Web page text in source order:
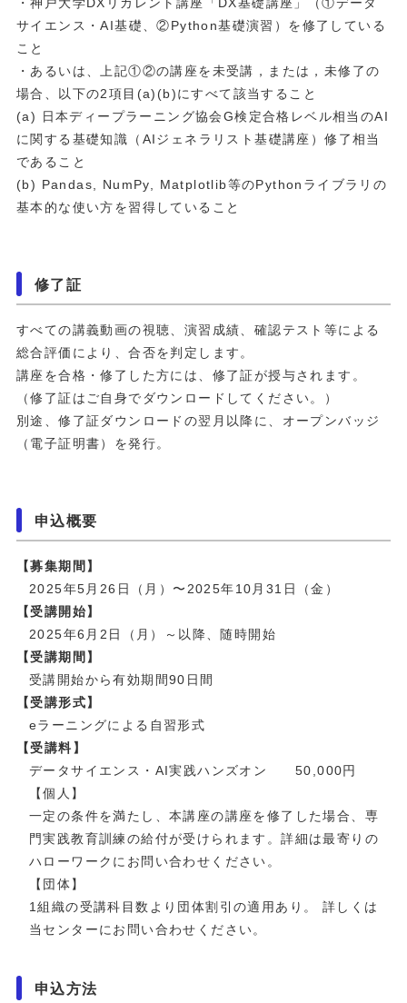
・神戸大学DXリカレント講座「DX基礎講座」（①データ
サイエンス・AI基礎、②Python基礎演習）を修了している
こと
・あるいは、上記①②の講座を未受講，または，未修了の
場合、以下の2項目(a)(b)にすべて該当すること
(a) 日本ディープラーニング協会G検定合格レベル相当のAI
に関する基礎知識（AIジェネラリスト基礎講座）修了相当
であること
(b) Pandas, NumPy, Matplotlib等のPythonライブラリの
基本的な使い方を習得していること
修了証
すべての講義動画の視聴、演習成績、確認テスト等による
総合評価により、合否を判定します。
講座を合格・修了した方には、修了証が授与されます。
（修了証はご自身でダウンロードしてください。）
別途、修了証ダウンロードの翌月以降に、オープンバッジ
（電子証明書）を発行。
申込概要
【募集期間】
2025年5月26日（月）〜2025年10月31日（金）
【受講開始】
2025年6月2日（月）～以降、随時開始
【受講期間】
受講開始から有効期間90日間
【受講形式】
eラーニングによる自習形式
【受講料】
データサイエンス・AI実践ハンズオン 50,000円
【個人】
一定の条件を満たし、本講座の講座を修了した場合、専
門実践教育訓練の給付が受けられます。詳細は最寄りの
ハローワークにお問い合わせください。
【団体】
1組織の受講科目数より団体割引の適用あり。 詳しくは
当センターにお問い合わせください。
申込方法